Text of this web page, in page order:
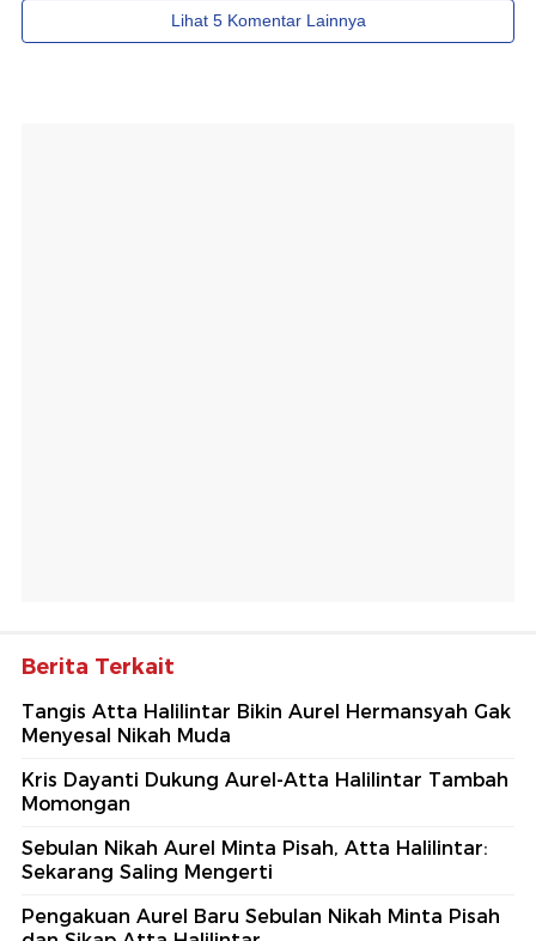
Berita Terkait
Tangis Atta Halilintar Bikin Aurel Hermansyah Gak
Menyesal Nikah Muda
Kris Dayanti Dukung Aurel-Atta Halilintar Tambah
Momongan
Sebulan Nikah Aurel Minta Pisah, Atta Halilintar:
Sekarang Saling Mengerti
Pengakuan Aurel Baru Sebulan Nikah Minta Pisah